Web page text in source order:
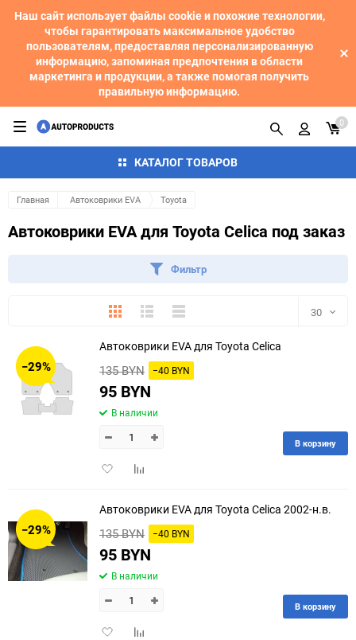
Наш сайт использует файлы cookie и похожие технологии,
чтобы гарантировать максимальное удобство
пользователям, предоставляя персонализированную
информацию, запоминая предпочтения в области
маркетинга и продукции, а также помогая получить
правильную информацию.
КАТАЛОГ ТОВАРОВ
0
Главная Автоковрики EVA Toyota
Автоковрики EVA для Toyota Celica под заказ
Фильтр
ПлиткаПодробноКомпактно 30
150
−29%
Автоковрики EVA для Toyota Celica
135 BYN −40 BYN
95 BYN
В наличии
ДобавитьДобавить
В корзину
−29%
Автоковрики EVA для Toyota Celica 2002-н.в.
135 BYN −40 BYN
95 BYN
В наличии
ДобавитьДобавить
В корзину